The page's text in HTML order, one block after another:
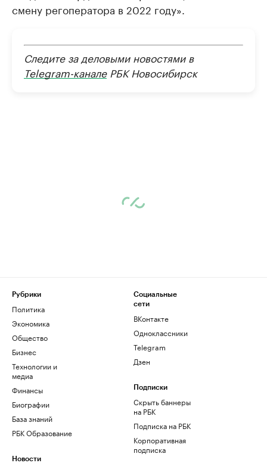
смену регоператора в 2022 году».
Следите за деловыми новостями в
Telegram-каналеРБК Новосибирск
Рубрики
Политика
Экономика
Общество
Бизнес
Технологии и
медиа
Финансы
Биографии
База знаний
РБК Образование
Новости
Социальные
сети
ВКонтакте
Одноклассники
Telegram
Дзен
Подписки
Скрыть баннеры
на РБК
Подписка на РБК
Корпоративная
подписка